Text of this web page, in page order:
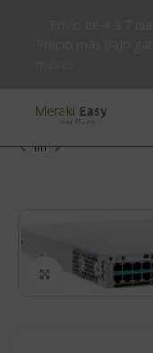
Click to enlarge